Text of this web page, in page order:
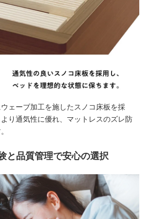
ェーブ加工を施したスノコ床板を採
り通気性に優れ、マットレスのズレ防
と品質管理で安心の選択